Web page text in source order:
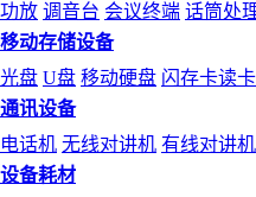
功放 调音台 会议终端 话筒处
移动存储设备
光盘 U盘 移动硬盘 闪存卡读
通讯设备
电话机 无线对讲机 有线对讲机
设备耗材